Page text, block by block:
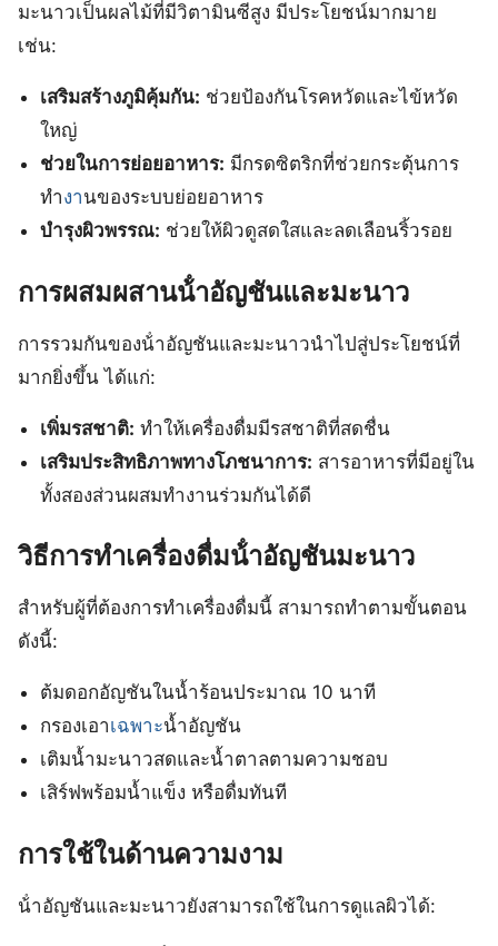
มะนาวเป็นผลไม้ที่มีวิตามินซีสูง มีประโยชน์มากมาย
เช่น:
เสริมสร้างภูมิคุ้มกัน: ช่วยป้องกันโรคหวัดและไข้หวัด
ใหญ่
ช่วยในการย่อยอาหาร: มีกรดซิตริกที่ช่วยกระตุ้นการ
ทำงานของระบบย่อยอาหาร
บำรุงผิวพรรณ: ช่วยให้ผิวดูสดใสและลดเลือนริ้วรอย
การผสมผสานน้ําอัญชันและมะนาว
การรวมกันของน้ําอัญชันและมะนาวนำไปสู่ประโยชน์ที่
มากยิ่งขึ้น ได้แก่:
เพิ่มรสชาติ: ทำให้เครื่องดื่มมีรสชาติที่สดชื่น
เสริมประสิทธิภาพทางโภชนาการ: สารอาหารที่มีอยู่ใน
ทั้งสองส่วนผสมทำงานร่วมกันได้ดี
วิธีการทำเครื่องดื่มน้ําอัญชันมะนาว
สำหรับผู้ที่ต้องการทำเครื่องดื่มนี้ สามารถทำตามขั้นตอน
ดังนี้:
ต้มดอกอัญชันในน้ำร้อนประมาณ 10 นาที
กรองเอาเฉพาะน้ำอัญชัน
เติมน้ำมะนาวสดและน้ำตาลตามความชอบ
เสิร์ฟพร้อมน้ำแข็ง หรือดื่มทันที
การใช้ในด้านความงาม
น้ําอัญชันและมะนาวยังสามารถใช้ในการดูแลผิวได้: